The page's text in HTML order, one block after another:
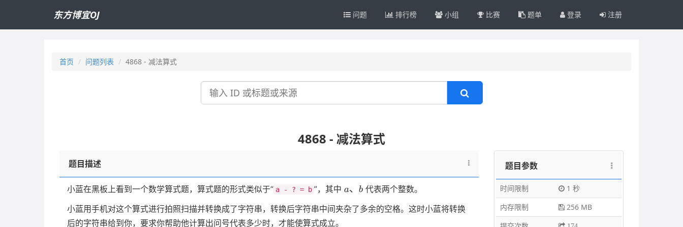
东方博宜OJ 问题 排行榜 小组 比赛 题单 登录 注册
首页 问题列表 4868 - 减法算式
搜
4868 - 减法算式
题目描述
小蓝在黑板上看到一个数学算式题，算式题的形式类似于“ a - ? = b ”，其中 a、
a、 b 代表两个整数。
小蓝用手机对这个算式进行拍照扫描并转换成了字符串，转换后字符串中间夹杂了多余的空格。这时小蓝将转换
后的字符串给到你，要求你帮助他计算出问号代表多少时，才能使算式成立。
题目参数
时间限制
1 秒
内存限制
256 MB